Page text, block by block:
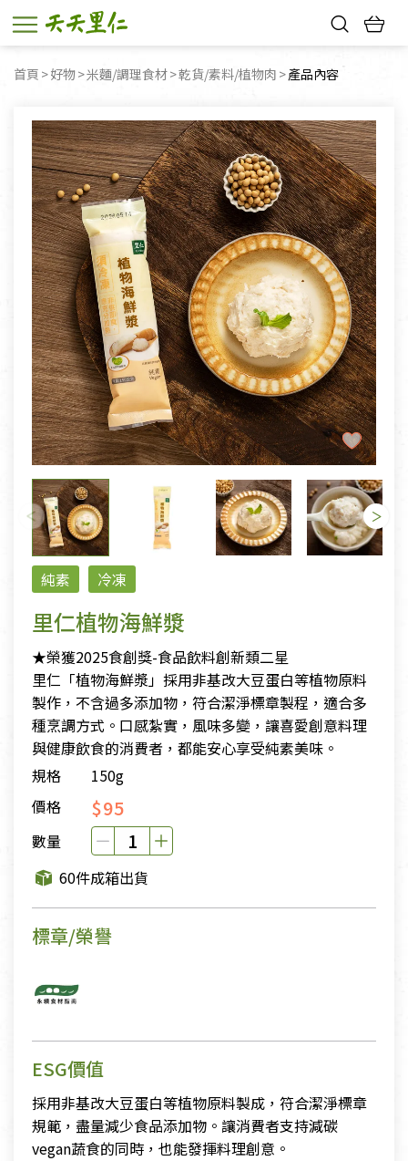
首頁 好物 米麵/調理食材 乾貨/素料/植物肉 目前頁面：
產品內容
純素 冷凍
里仁植物海鮮漿
★榮獲2025食創獎-食品飲料創新類二星
里仁「植物海鮮漿」採用非基改大豆蛋白等植物原料
製作，不含過多添加物，符合潔淨標章製程，適合多
種烹調方式。口感紮實，風味多變，讓喜愛創意料理
與健康飲食的消費者，都能安心享受純素美味。
規格
150g
價格
$95
數量
60件成箱出貨
標章/榮譽
ESG價值
採用非基改大豆蛋白等植物原料製成，符合潔淨標章
規範，盡量減少食品添加物。讓消費者支持減碳
vegan蔬食的同時，也能發揮料理創意。